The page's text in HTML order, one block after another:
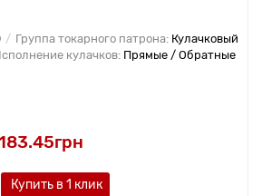
Группа токарного патрона: Кулачковый
кулачков: Прямые / Обратные
Купить в 1 клик